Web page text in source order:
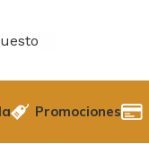
Promociones